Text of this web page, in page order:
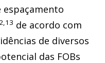
de acordo com
de diversos
das FOBs